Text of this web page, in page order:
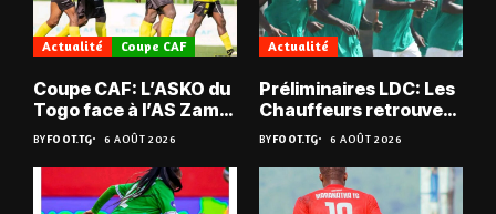
Actualité Coupe CAF
Coupe CAF: L’ASKO du
Togo face à l’AS Zam
du Niger
BYFOOT.TG 6 AOÛT 2026
Actualité
Préliminaires LDC: Les
Chauffeurs retrouvent
les Mimos
BYFOOT.TG 6 AOÛT 2026